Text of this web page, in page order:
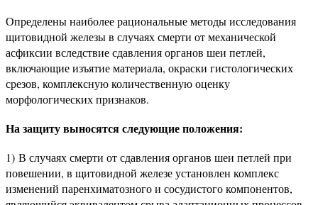
Определены наиболее рациональные методы исследования
щитовидной железы в случаях смерти от механической
асфиксии вследствие сдавления органов шеи петлей,
включающие изъятие материала, окраски гистологических
срезов, комплексную количественную оценку
морфологических признаков.
На защиту выносятся следующие положения:
1) В случаях смерти от сдавления органов шеи петлей при
повешении, в щитовидной железе установлен комплекс
изменений паренхиматозного и сосудистого компонентов,